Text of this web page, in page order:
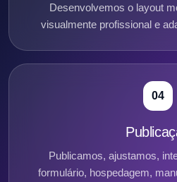
Desenvolvemos o layout
visualmente profissional e
04
Publicamos, ajustamos,
formulário, hospedagem,